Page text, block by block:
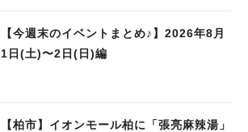
【今週末のイベントまとめ♪】2026年8月
1日(土)〜2日(日)編
【柏市】イオンモール柏に「張亮麻辣湯」